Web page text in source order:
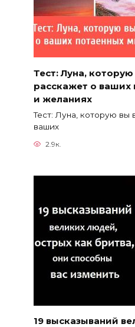
Тест: Луна,
расскажет о ваших
и желаниях
Тест: Луна, которую вы
ваших
2.9к.
19 высказываний